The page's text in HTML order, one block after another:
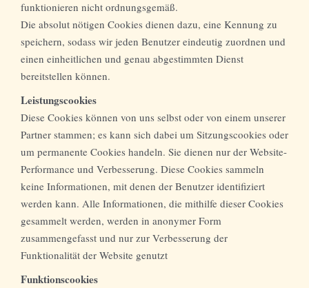
funktionieren nicht ordnungsgemäß.
Die absolut nötigen Cookies dienen dazu, eine Kennung zu
speichern, sodass wir jeden Benutzer eindeutig zuordnen und
einen einheitlichen und genau abgestimmten Dienst
bereitstellen können.
Leistungscookies
Diese Cookies können von uns selbst oder von einem unserer
Partner stammen; es kann sich dabei um Sitzungscookies oder
um permanente Cookies handeln. Sie dienen nur der Website-
Performance und Verbesserung. Diese Cookies sammeln
keine Informationen, mit denen der Benutzer identifiziert
werden kann. Alle Informationen, die mithilfe dieser Cookies
gesammelt werden, werden in anonymer Form
zusammengefasst und nur zur Verbesserung der
Funktionalität der Website genutzt
Funktionscookies